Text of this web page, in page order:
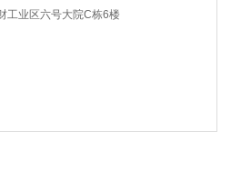
工业区六号大院C栋6楼